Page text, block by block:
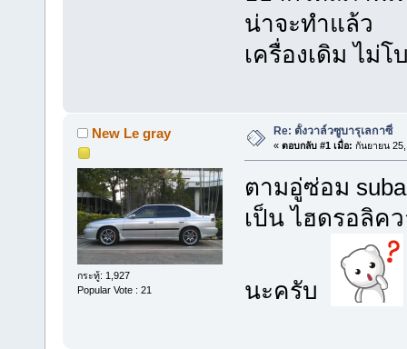
น่าจะทำแล้ว
เครื่องเดิม ไม่โ
New Le gray
กระทู้: 1,927
Popular Vote : 21
Re: ตั้งวาล์วซูบารุเลกาซี่
« ตอบกลับ #1 เมื่อ: กันยายน
ตามอู่ซ่อม
เป็น ไฮดรอลิค
นะครับ